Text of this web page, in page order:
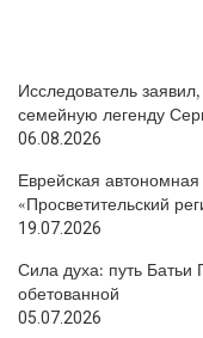
Исследователь
семейную легенду
06.08.2026
Еврейская
«Просветительский
19.07.2026
Сила духа: путь Батьи
обетованной
05.07.2026